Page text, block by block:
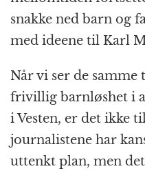
snakke ned barn og
med ideene til Karl
Når vi ser de
frivillig barnløshet i
i Vesten, er det ikke
journalistene har
uttenkt plan, men